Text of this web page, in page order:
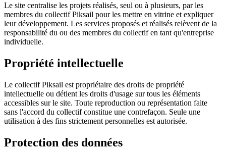
Le site centralise les projets réalisés, seul ou à plusieurs, par les
membres du collectif Piksail pour les mettre en vitrine et expliquer
leur développement. Les services proposés et réalisés relèvent de la
responsabilité du ou des membres du collectif en tant qu'entreprise
individuelle.
Propriété intellectuelle
Le collectif Piksail est propriétaire des droits de propriété
intellectuelle ou détient les droits d'usage sur tous les éléments
accessibles sur le site. Toute reproduction ou représentation faite
sans l'accord du collectif constitue une contrefaçon. Seule une
utilisation à des fins strictement personnelles est autorisée.
Protection des données